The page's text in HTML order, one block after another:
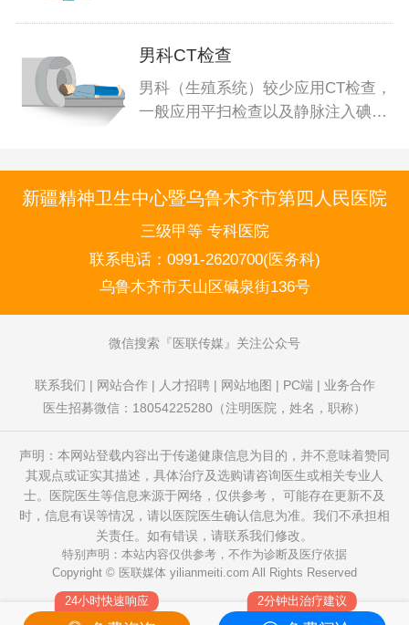
男科CT检查
男科（生殖系统）较少应用CT检查，
一般应用平扫检查以及静脉注入碘造
新疆精神卫生中心暨乌鲁木齐市第四人民医院
三级甲等 专科医院
联系电话： 0991-2620700(医务科)
乌鲁木齐市天山区碱泉街136号
微信搜索 医联传媒 关注公众号
联系我们 | 网站合作| 人才招聘| 网站地图 | PC端| 业务合作
医生招募微信：18054225280（注明医院，姓名，职称）
声明：本网站登载内容出于传递健康信息为目的，并不意味着赞同
其观点或证实其描述，具体治疗及选购请咨询医生或相关专业人
士。医院医生等信息来源于网络，仅供参考， 可能存在更新不及
时，信息有误等情况，请以医院医生确认信息为准。我们不承担相
关责任。如有错误，请联系我们修改。
特别声明：本站内容仅供参考，不作为诊断及医疗依据
Copyright © 医联媒体 yilianmeiti.com All Rights Reserved